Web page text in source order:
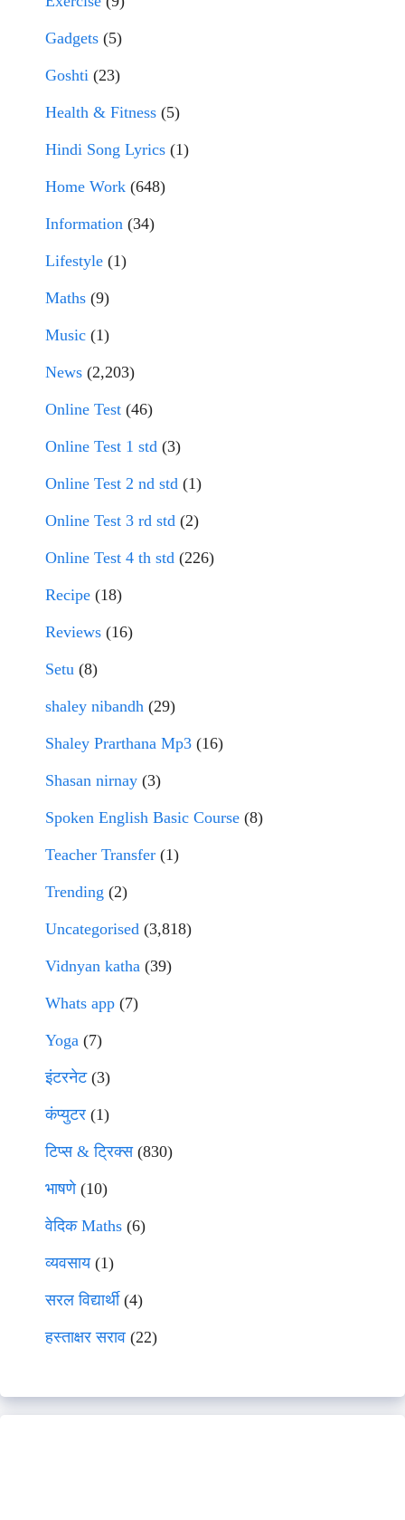
Gadgets (5)
Goshti (23)
Health & Fitness (5)
Hindi Song Lyrics (1)
Home Work (648)
Information (34)
Lifestyle (1)
Maths (9)
Music (1)
News (2,203)
Online Test (46)
Online Test 1 std (3)
Online Test 2 nd std (1)
Online Test 3 rd std (2)
Online Test 4 th std (226)
Recipe (18)
Reviews (16)
Setu (8)
shaley nibandh (29)
Shaley Prarthana Mp3 (16)
Shasan nirnay (3)
Spoken English Basic Course (8)
Teacher Transfer (1)
Trending (2)
Uncategorised (3,818)
Vidnyan katha (39)
Whats app (7)
Yoga (7)
इंटरनेट(3)
कंप्युटर (1)
टिप्स & ट्रिक्स(830)
भाषणे(10)
वेदिक Maths (6)
व्यवसाय(1)
सरल विद्यार्थी(4)
हस्ताक्षर सराव (22)